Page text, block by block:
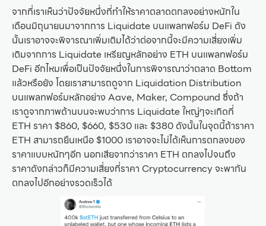
จากที่เราเห็นว่าปัจจัยหนึ่งที่ทำให้ราคาตลาดตกลงอย่างหนักใน
เดือนมิถุนายนมาจากการ Liquidate บนแพลทฟอร์ม DeFi ดัง
นั้นเราอาจจะพิจารณาเพิ่มเติมได้ว่าต่อจากนี้จะมีความเสี่ยงเพิ่ม
เติมจากการ Liquidate เหรียญหลักอย่าง ETH บนแพลทฟอร์ม
DeFi อีกไหมเพื่อเป็นปัจจัยหนึ่งในการพิจารณาว่าตลาด Bottom
แล้วหรือยัง โดยเราสามารถดูจาก Liquidation Distribution
บนแพลทฟอร์มหลักอย่าง Aave, Maker, Compound ซึ่งถ้า
เราดูจากภาพด้านบนจะพบว่าการ Liquidate ใหญ่ๆจะเกิดที่
ETH ราคา $860, $660, $530 และ $380 ดังนั้นในจุดนี้ถ้าราคา
ETH สามารถยืนเหนือ $1000 เราอาจจะไม่ได้เห็นการตกลงของ
ราคาแบบหนักๆอีก นอกเสียจากว่าราคา ETH ตกลงไปจนถึง
ราคาดังกล่าวก็มีความเสี่ยงที่ราคา Cryptocurrency จะพากัน
ตกลงไปอีกอย่างรวดเร็วได้